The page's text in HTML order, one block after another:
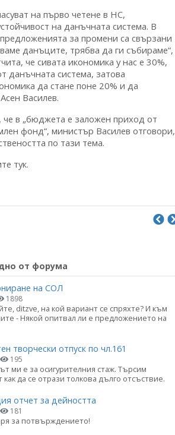
на първо четене в НС,
на данъчната система. В
за промени са свързани
данъците, трябва да ги събираме“,
че сивата икономика у нас е 30%,
данъчната система, затова
да стане поне 20% и да
Василев.
в „бюджета е заложен приход от
фонд“, министър Василев отговори,
по тази тема.
тук.
от форума
на СОЛ
1898
ditzve, на кой вариант се спряхте? И към
- Някой опитвал ли е предложението на
творчески отпуск по чл.161
195
ми е за осигурителния стаж. Търсим
как да се отрази толкова дълго отсъствие.
отчет за дейността
181
за потвърждението!